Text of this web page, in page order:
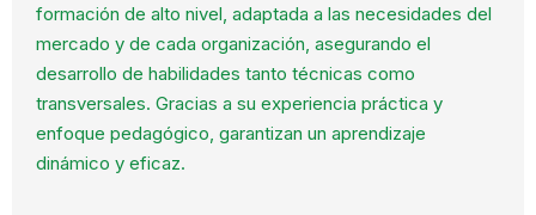
formación de alto nivel, adaptada a las necesidades del
mercado y de cada organización, asegurando el
desarrollo de habilidades tanto técnicas como
transversales. Gracias a su experiencia práctica y
enfoque pedagógico, garantizan un aprendizaje
dinámico y eficaz.